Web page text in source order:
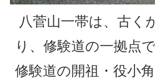
八菅山一帯は、古く
り、修験道の一拠点
修験道の開祖・役小